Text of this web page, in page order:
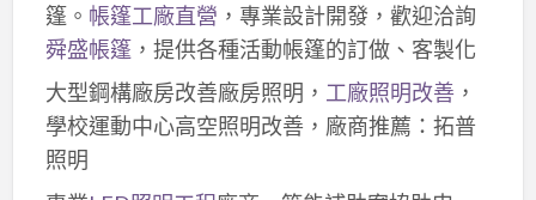
篷。 帳篷工廠直營 ，專業設計開發，歡迎洽詢
舜盛帳篷，提供各種活動帳篷的訂做、客製化
大型鋼構廠房改善廠房照明， 工廠照明改善，
學校運動中心高空照明改善，廠商推薦：拓普
照明